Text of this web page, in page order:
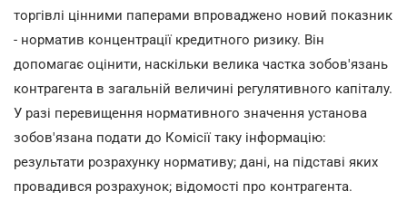
торгівлі цінними паперами впроваджено новий показник
- норматив концентрації кредитного ризику. Він
допомагає оцінити, наскільки велика частка зобов'язань
контрагента в загальній величині регулятивного капіталу.
У разі перевищення нормативного значення установа
зобов'язана подати до Комісії таку інформацію:
результати розрахунку нормативу; дані, на підставі яких
провадився розрахунок; відомості про контрагента.